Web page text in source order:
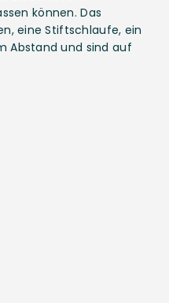
können. Das
eine Stiftschlaufe, ein
Abstand und sind auf